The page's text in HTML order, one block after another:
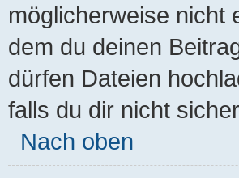
möglicherweise nicht
dem du deinen
dürfen Dateien
falls du dir nicht
Nach oben